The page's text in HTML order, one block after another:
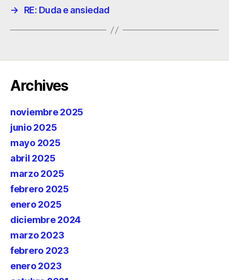
→
RE: Duda e ansiedad
Archives
noviembre 2025
junio 2025
mayo 2025
abril 2025
marzo 2025
febrero 2025
enero 2025
diciembre 2024
marzo 2023
febrero 2023
enero 2023